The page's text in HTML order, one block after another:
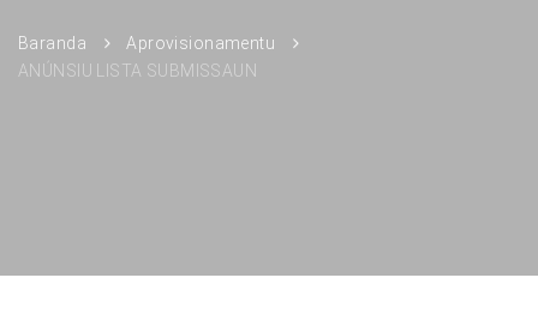
Baranda
Aprovisionamentu
ANÚNSIU LISTA SUBMISSAUN